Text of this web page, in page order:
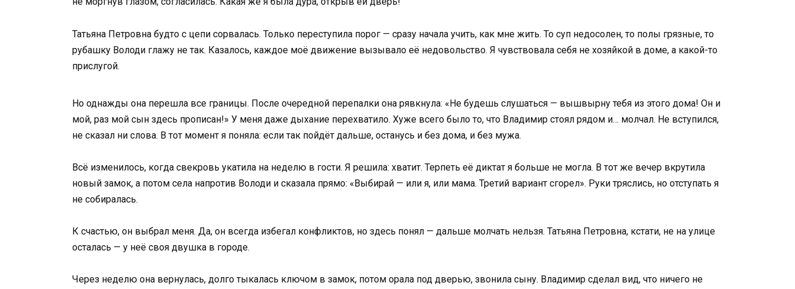
Татьяна Петровна будто с цепи сорвалась. Только переступила порог — сразу начала учить, как мне жить. То суп недосолен, то полы грязные, то
рубашку Володи глажу не так. Казалось, каждое моё движение вызывало её недовольство. Я чувствовала себя не хозяйкой в доме, а какой-то
прислугой.
Но однажды она перешла все границы. После очередной перепалки она рявкнула: «Не будешь слушаться — вышвырну тебя из этого дома! Он и
мой, раз мой сын здесь прописан!» У меня даже дыхание перехватило. Хуже всего было то, что Владимир стоял рядом и… молчал. Не вступился,
не сказал ни слова. В тот момент я поняла: если так пойдёт дальше, останусь и без дома, и без мужа.
Всё изменилось, когда свекровь укатила на неделю в гости. Я решила: хватит. Терпеть её диктат я больше не могла. В тот же вечер вкрутила
новый замок, а потом села напротив Володи и сказала прямо: «Выбирай — или я, или мама. Третий вариант сгорел». Руки тряслись, но отступать я
не собиралась.
К счастью, он выбрал меня. Да, он всегда избегал конфликтов, но здесь понял — дальше молчать нельзя. Татьяна Петровна, кстати, не на улице
осталась — у неё своя двушка в городе.
Через неделю она вернулась, долго тыкалась ключом в замок, потом орала под дверью, звонила сыну. Владимир сделал вид, что ничего не